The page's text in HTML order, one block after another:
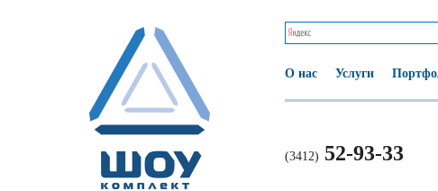
О нас Услуги
(3412) 52-93-33